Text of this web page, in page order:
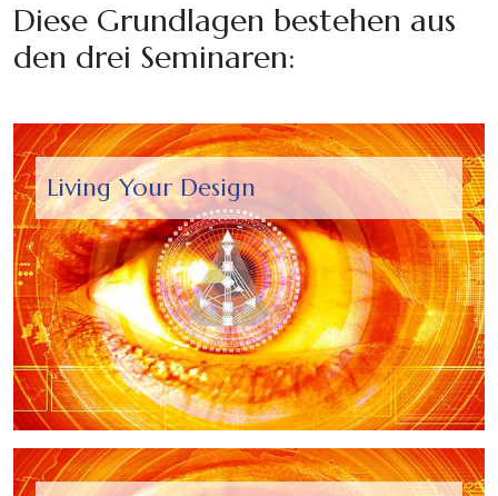
Diese Grundlagen bestehen aus
den drei Seminaren:
Living Your Design